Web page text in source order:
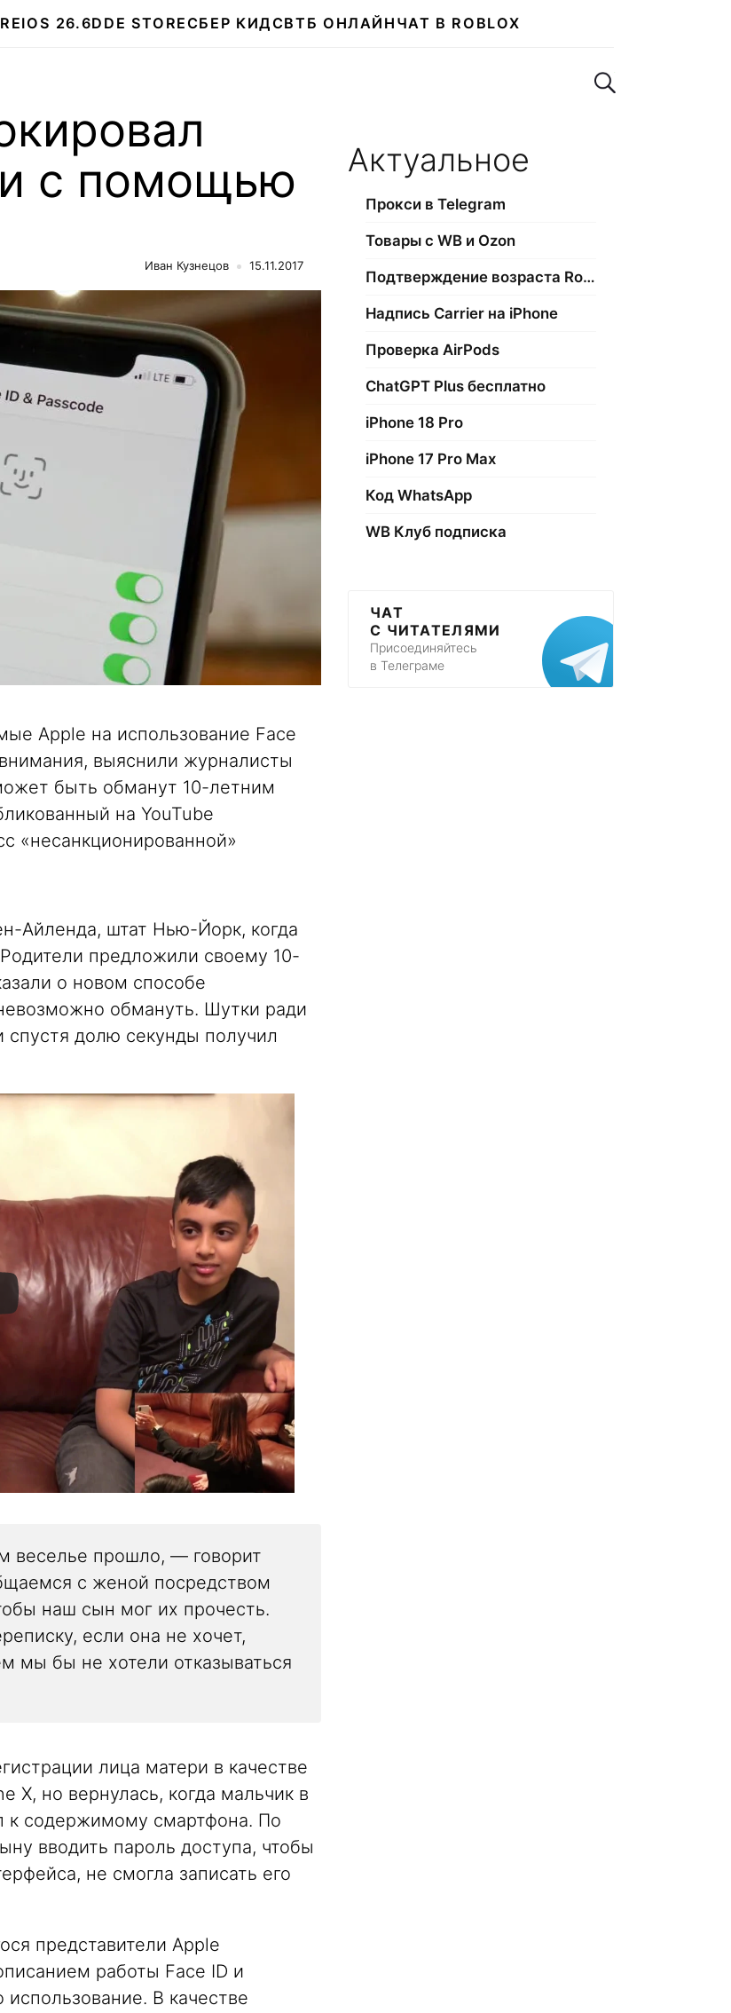
IOS 26.6DDE STORE СБЕР КИДСВТБ ОНЛАЙН ЧАТ В ROBLOX
Поиск по сайту
с помощью
Иван Кузнецов 15.11.2017
Apple на использование Face
выяснили журналисты
быть обманут 10-летним
на YouTube
«несанкционированной»
Айленда, штат Нью-Йорк, когда
предложили своему 10-
о новом способе
обмануть. Шутки ради
спустя долю секунды получил
веселье прошло, — говорит
с женой посредством
наш сын мог их прочесть.
если она не хочет,
мы бы не хотели отказываться
лица матери в качестве
X, но вернулась, когда мальчик в
к содержимому смартфона. По
вводить пароль доступа, чтобы
не смогла записать его
представители Apple
работы Face ID и
В качестве
Актуальное
Прокси в Telegram
Товары с WB и Ozon
Подтверждение возраста Roblox
Надпись Carrier на iPhone
Проверка AirPods
ChatGPT Plus бесплатно
iPhone 18 Pro
iPhone 17 Pro Max
Код WhatsApp
WB Клуб подписка
ЧАТ
С ЧИТАТЕЛЯМИ
Присоединяйтесь
в Телеграме